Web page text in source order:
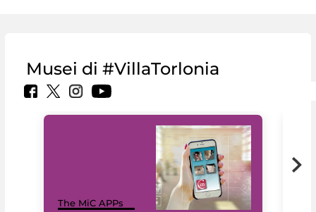
Musei di #VillaTorlonia
The MiC APPs